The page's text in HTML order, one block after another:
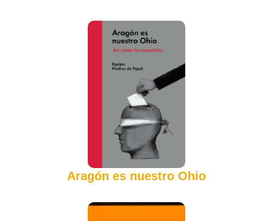
Aragón es nuestro Ohio